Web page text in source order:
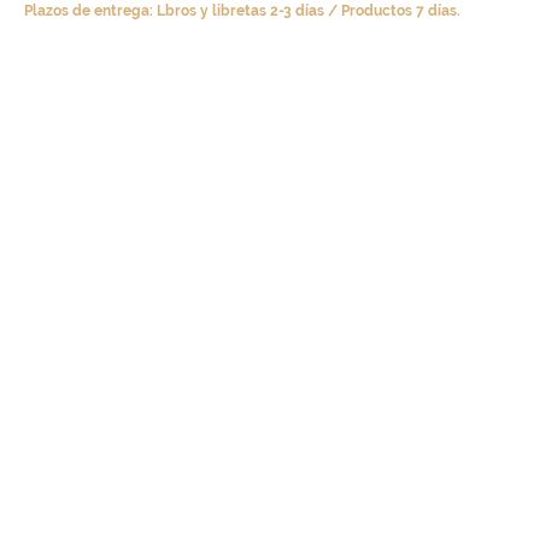
Plazos de entrega: Lbros y libretas 2-3 días / Productos 7 días.